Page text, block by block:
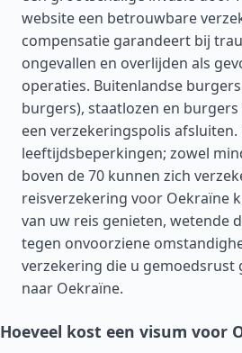
website een betrouwbare
compensatie garandeert bij
ongevallen en overlijden als
operaties. Buitenlandse
burgers), staatlozen en
een verzekeringspolis afsluiten.
leeftijdsbeperkingen; zowel
boven de 70 kunnen zich
reisverzekering voor Oekraïne
van uw reis genieten, wetende
tegen onvoorziene
verzekering die u gemoedsrust
naar Oekraïne.
Hoeveel kost een visum voor